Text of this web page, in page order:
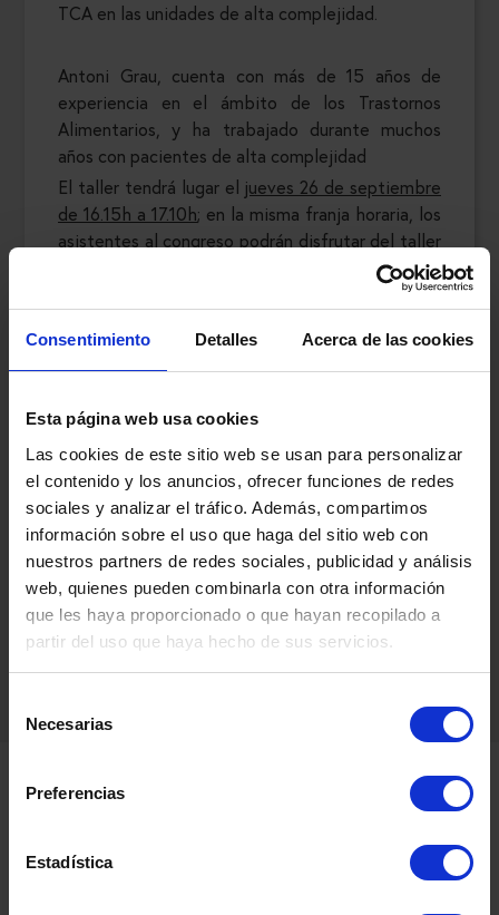
Consentimiento Detalles Acerca de las cookies
Esta página web usa cookies
Las cookies de este sitio web se usan para personalizar
el contenido y los anuncios, ofrecer funciones de redes
sociales y analizar el tráfico. Además, compartimos
información sobre el uso que haga del sitio web con
nuestros partners de redes sociales, publicidad y análisis
web, quienes pueden combinarla con otra información
que les haya proporcionado o que hayan recopilado a
partir del uso que haya hecho de sus servicios.
Necesarias
Preferencias
Estadística
TCA en las unidades de alta complejidad.
Antoni Grau, cuenta con más de 15 años de
experiencia en el ámbito de los Trastornos
Alimentarios, y ha trabajado durante muchos
años con pacientes de alta complejidad
El taller tendrá lugar el jueves 26 de septiembre
de 16.15h a 17.10h; en la misma franja horaria, los
asistentes al congreso podrán disfrutar del taller
de nuestro compañero Hilario Blasco quién
“los Trastornos de Conducta en
demasiado humanos”.
Invitamos a todos a conocer más sobre el
Psiquiatría tiene preparado para esta edición.